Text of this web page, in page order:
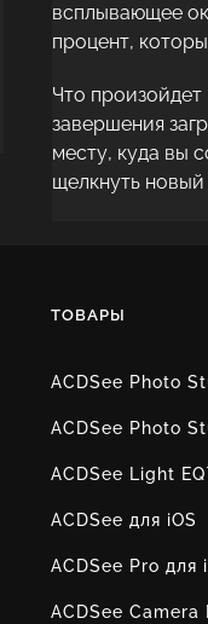
всплывающее
процент,
Что произойдет
завершения
месту, куда вы
щелкнуть новый
ТОВАРЫ
ACDSee Photo
ACDSee Photo
ACDSee Light
ACDSee для iOS
ACDSee Pro для
ACDSee Camera